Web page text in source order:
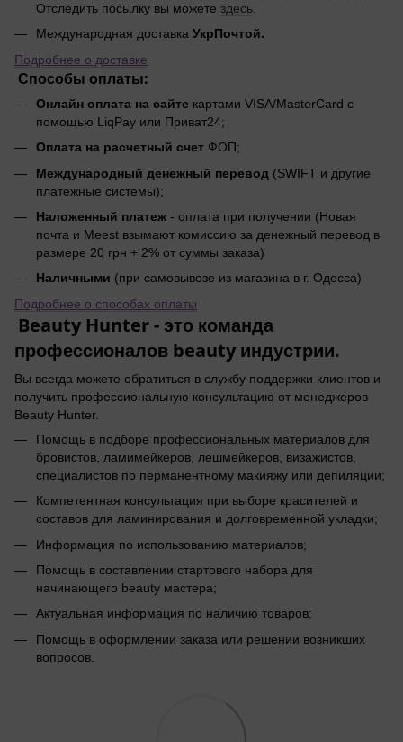
Отследить посылку вы можете здесь
Международная доставка УкрПочтой.
Подробнее о доставке
Способы оплаты:
Онлайн оплата на сайте картами VISA/MasterCard с
помощью LiqPay или Приват24;
Оплата на расчетный счет ФОП;
Международный денежный перевод (SWIFT и другие
платежные системы);
Наложенный платеж - оплата при получении (Новая
почта и Meest взымают комиссию за денежный перевод в
размере 20 грн + 2% от суммы заказа)
Наличными (при самовывозе из магазина в г. Одесса)
Подробнее о способах оплаты
Beauty Hunter - это команда
профессионалов beauty индустрии.
Вы всегда можете обратиться в службу поддержки клиентов и
получить профессиональную консультацию от менеджеров
Beauty Hunter.
Помощь в подборе профессиональных материалов для
бровистов, ламимейкеров, лешмейкеров, визажистов,
специалистов по перманентному макияжу или депиляции;
Компетентная консультация при выборе красителей и
составов для ламинирования и долговременной укладки;
Информация по использованию материалов;
Помощь в составлении стартового набора для
начинающего beauty мастера;
Актуальная информация по наличию товаров;
Помощь в оформлении заказа или решении возникших
вопросов.